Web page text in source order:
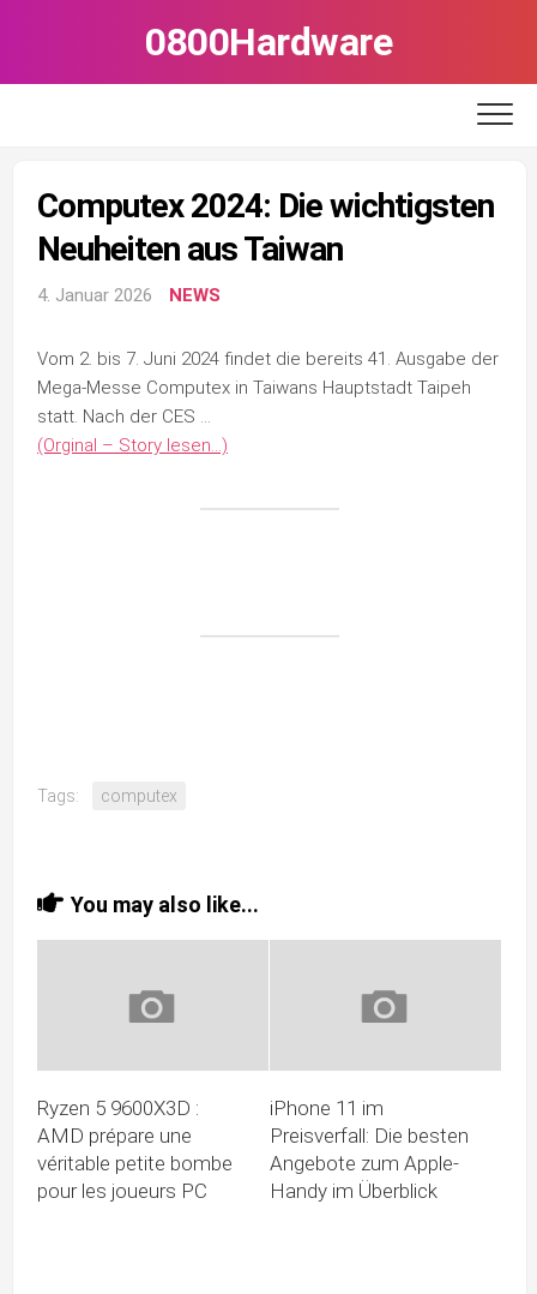
0800Hardware
Computex 2024: Die wichtigsten
Neuheiten aus Taiwan
4. Januar 2026 NEWS
Vom 2. bis 7. Juni 2024 findet die bereits 41. Ausgabe der
Mega-Messe Computex in Taiwans Hauptstadt Taipeh
statt. Nach der CES …
(Orginal – Story lesen…)
Tags: computex
You may also like...
Ryzen 5 9600X3D :
AMD prépare une
véritable petite bombe
pour les joueurs PC
iPhone 11 im
Preisverfall: Die besten
Angebote zum Apple-
Handy im Überblick